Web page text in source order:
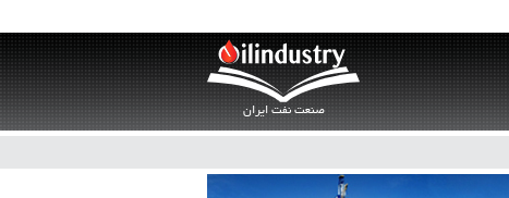
صنعت نفت ایران